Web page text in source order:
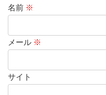
名前 ※
メール ※
サイト